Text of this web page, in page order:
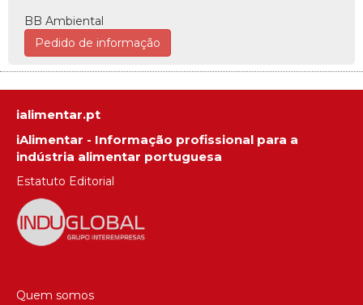
BB Ambiental
Pedido de informação
ialimentar.pt
iAlimentar - Informação profissional para a
indústria alimentar portuguesa
Estatuto Editorial
Quem somos